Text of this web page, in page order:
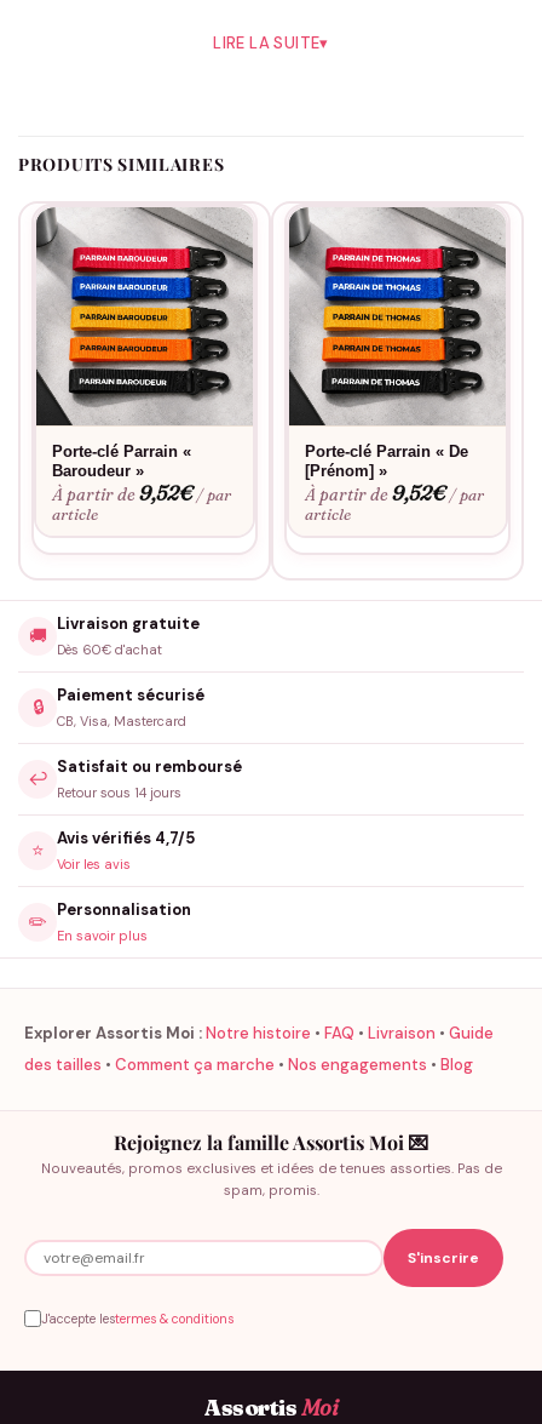
Le rouge donne un faux air de cape de super-héros, le noir fait
bien orthographier le prénom.
LIRE LA SUITE▾
PRODUITS SIMILAIRES
Porte-clé Parrain «
Baroudeur »
À partir de9,52€ / par
article
Porte-clé Parrain « De
[Prénom] »
À partir de9,52€ / par
article
🚚
Livraison gratuite
Dès 60€ d'achat
🔒
Paiement sécurisé
CB, Visa, Mastercard
↩️
Satisfait ou remboursé
Retour sous 14 jours
⭐
Avis vérifiés 4,7/5
Voir les avis
✏️
Personnalisation
En savoir plus
Explorer Assortis Moi :Notre histoire • FAQ • Livraison • Guide
des tailles • Comment ça marche • Nos engagements • Blog
Rejoignez la famille Assortis Moi 💌
Nouveautés, promos exclusives et idées de tenues assorties. Pas de
spam, promis.
J'accepte lestermes & conditions
AssortisMoi